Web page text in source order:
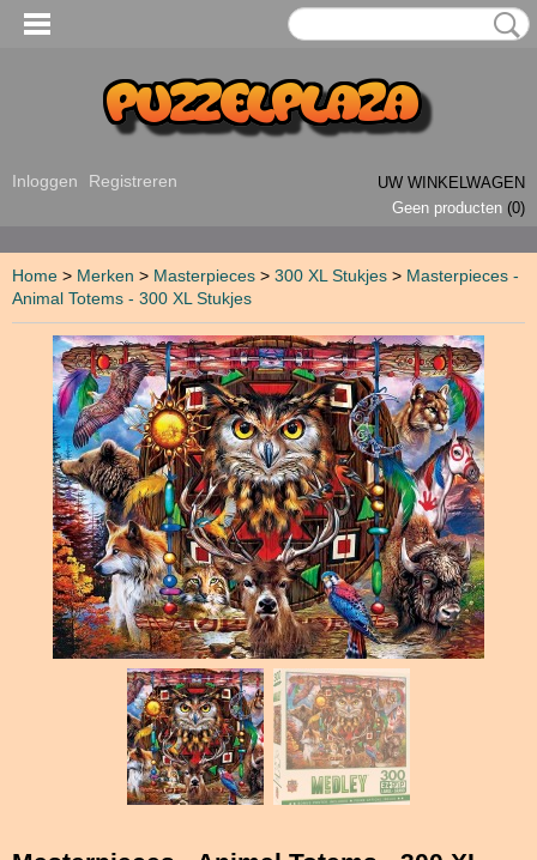
Inloggen Registreren
UW WINKELWAGEN
Geen producten (0)
Home > Merken > Masterpieces > 300 XL Stukjes > Masterpieces -
Animal Totems - 300 XL Stukjes